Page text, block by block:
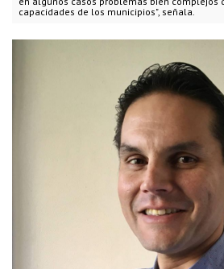
capacidades de los municipios", señala.